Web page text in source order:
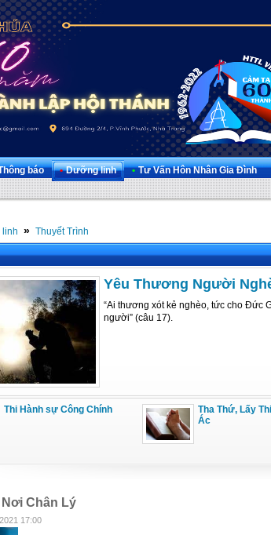
báo • Dưỡng linh • Tư Vấn Hôn Nhân Gia Đình
linh » Thuyết Trình
Yêu Thương Người
“Ai thương xót kẻ nghèo, tức cho Đức
người” (câu 17).
Thi Hành sự Công Chính
Tha Thứ, Lấy
Ác
Nơi Chân Lý
17:00